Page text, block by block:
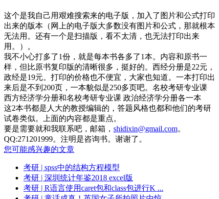
这个是我自己用艰难搜索来的电子版，加入了图片和公式打印
出来的版本（网上的电子版大多数没有图片和公式，那就根本
无法用。还有一个是扫描版，看不太清，也无法打印出来
用。）。
我不小心打多了1份，就是每本书各多了1本。内容和原书一
样，但比原书复印版的清晰很多，挺好的。西经分册是22元，
政经是19元。打印的价格也不便宜，大家也知道。一本打印出
来后是不到200页，一本貌似是250多页吧。名校考研专业课
西方经济学分册和名校考研专业课 政治经济学分册各一本
这2本书都是人大的教授编辑的，答题风格也都和他们的考研
试卷类似。上面的内容都是重点。
要是需要就和我联系吧，邮箱， shidixin@gmail.com。
QQ:271201999。注明是咨询书。谢谢了。
您可能感兴趣的文章
考研 | spss中的结构方程模型
考研 | 深圳统计年鉴2018 excel版
考研 | R语言使用caret包和class包进行K ...